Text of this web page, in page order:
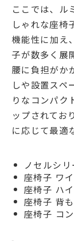
ここでは、ル
しゃれな座椅
機能性に加え
子が数多く展
腰に負担がか
しや設置スペ
りなコンパク
ップされてお
に応じて最適
ノセルシリ
座椅子 ワ
座椅子 ハ
座椅子 背
座椅子 コ